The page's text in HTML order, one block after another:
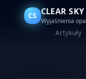
CS CLEAR
Wyjaśnienia
Artykuły